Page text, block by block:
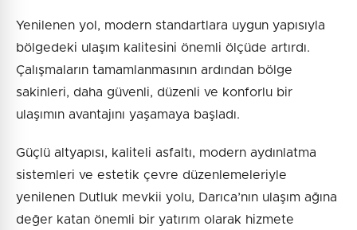
Yenilenen yol, modern standartlara uygun yapısıyla
bölgedeki ulaşım kalitesini önemli ölçüde artırdı.
Çalışmaların tamamlanmasının ardından bölge
sakinleri, daha güvenli, düzenli ve konforlu bir
ulaşımın avantajını yaşamaya başladı.
Güçlü altyapısı, kaliteli asfaltı, modern aydınlatma
sistemleri ve estetik çevre düzenlemeleriyle
yenilenen Dutluk mevkii yolu, Darıca’nın ulaşım ağına
değer katan önemli bir yatırım olarak hizmete